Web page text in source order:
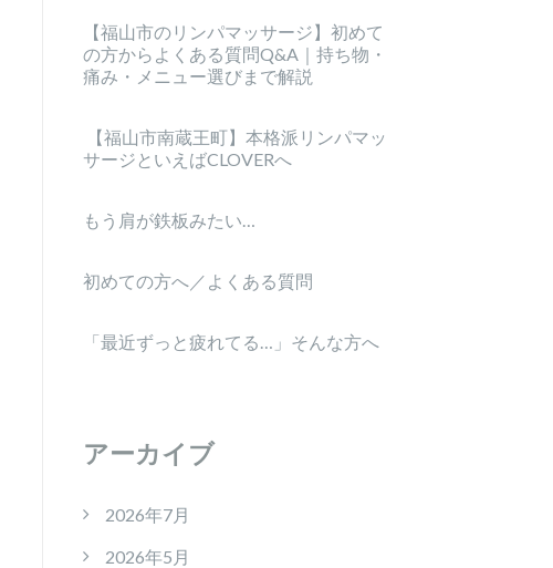
【福山市のリンパマッサージ】初めて
の方からよくある質問Q&A｜持ち物・
痛み・メニュー選びまで解説
【福山市南蔵王町】本格派リンパマッ
サージといえばCLOVERへ
もう肩が鉄板みたい…
初めての方へ／よくある質問
「最近ずっと疲れてる…」そんな方へ
アーカイブ
2026年7月
2026年5月